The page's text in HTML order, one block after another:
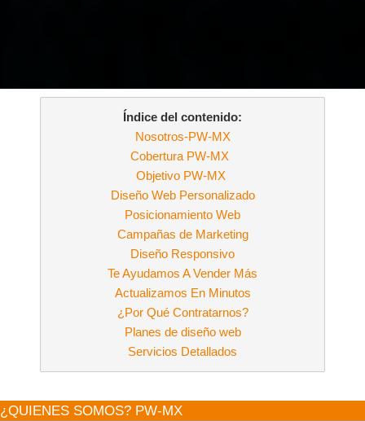
Índice del contenido:
Nosotros-PW-MX
Cobertura PW-MX
Objetivo PW-MX
Diseño Web Personalizado
Posicionamiento Web
Campañas de Marketing
Diseño Responsivo
Te Ayudamos A Vender Más
Actualizamos En Minutos
¿Por Qué Contratarnos?
Planes de diseño web
Servicios Detallados
¿QUIENES SOMOS? PW-MX